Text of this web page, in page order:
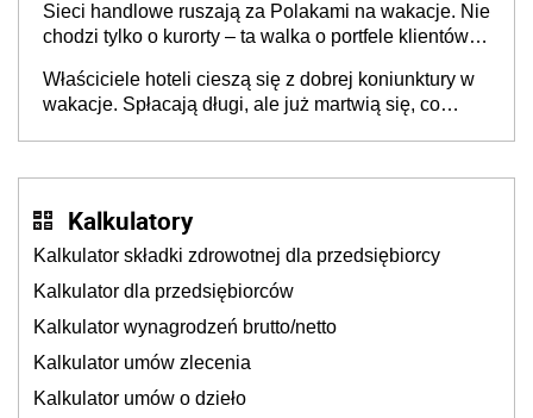
Sieci handlowe ruszają za Polakami na wakacje. Nie
chodzi tylko o kurorty – ta walka o portfele klientów
cichu
Właściciele hoteli cieszą się z dobrej koniunktury w
wakacje. Spłacają długi, ale już martwią się, co
Kalkulatory
Kalkulator składki zdrowotnej dla przedsiębiorcy
Kalkulator dla przedsiębiorców
Kalkulator wynagrodzeń brutto/netto
Kalkulator umów zlecenia
Kalkulator umów o dzieło